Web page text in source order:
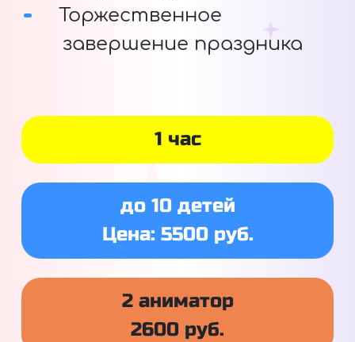
Торжественное
завершение праздника
1 час
до 10 детей
Цена: 5500 руб.
2 аниматор
2600 руб.